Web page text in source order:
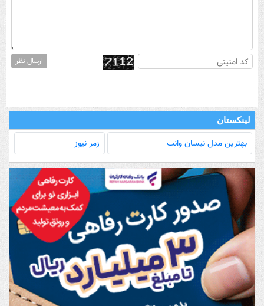
ارسال نظر
لینکستان
بهترین مدل‌ نیسان وانت زمر نیوز